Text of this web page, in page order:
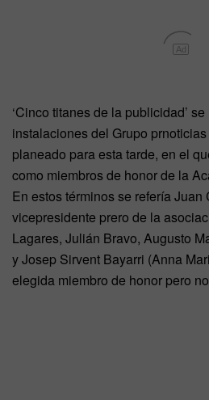
Ad
‘Cinco titanes de la publicidad’
instalaciones del Grupo
planeado para esta tarde, en el
como miembros de honor de la
En estos términos se refería Juan
vicepresidente prero de la
Lagares, Julián Bravo, Augusto
y Josep Sirvent Bayarri (Anna
elegida miembro de honor pero